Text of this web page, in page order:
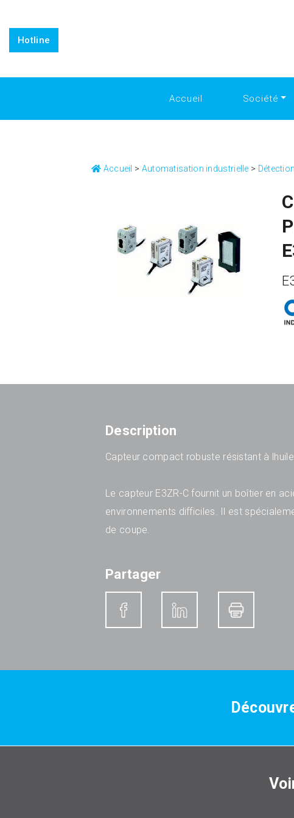
https://
Horology for Everyone: Breaking Down the
Horology Why Replica Watches from Replica Factory are the
Hotline
Accueil Société
Accueil > Automatisation industrielle > Détection
Description
Capteur compact robuste résistant à
Le capteur E3ZR-C fournit un boîtier en
environnements difficiles. Il est
de coupe.
Partager